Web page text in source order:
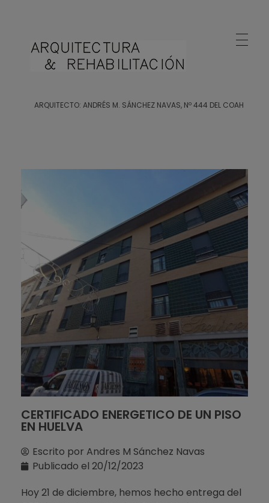
ARQUITECTO: ANDRÉS M. SÁNCHEZ NAVAS, Nº 444 DEL COAH
CERTIFICADO ENERGETICO DE UN PISO
EN HUELVA
Escrito por Andres M Sánchez Navas
Publicado el 20/12/2023
Hoy 21 de diciembre, hemos hecho entrega del